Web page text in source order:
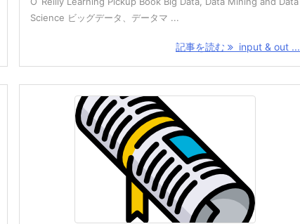
Science ビッグデータ、データマ ...
記事を読む input & out ...